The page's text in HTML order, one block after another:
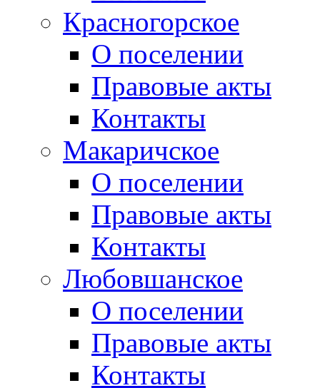
Красногорское
О поселении
Правовые акты
Контакты
Макаричское
О поселении
Правовые акты
Контакты
Любовшанское
О поселении
Правовые акты
Контакты